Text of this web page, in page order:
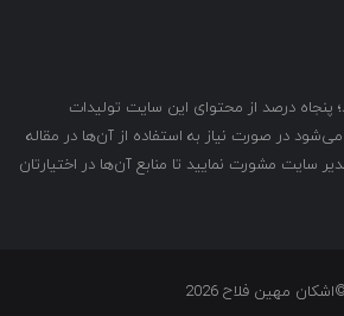
درصد از محتوای این سایت تولیدات
در صورت نیاز به استفاده از آن‌ها در مقاله
سایت مشورت نمایید تا منابع آن‌ها در اختیارتان
مهین فلاح 2026